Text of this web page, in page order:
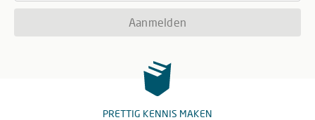
Aanmelden
PRETTIG KENNIS MAKEN